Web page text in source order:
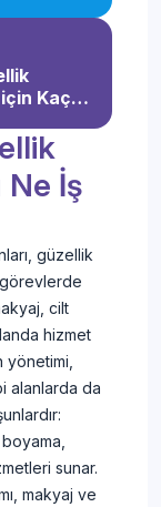
Kaç
İş
güzellik
cilt
hizmet
alanlarda da
sunar.
makyaj ve